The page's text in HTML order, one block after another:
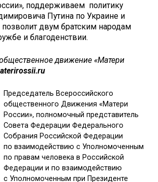
поддерживаем политику
Путина по Украине и
двум братским народам
и благоденствии.
движение «Матери
Председатель Всероссийского
общественного Движения «Матери
России», полномочный представитель
Совета Федерации Федерального
Собрания Российской Федерации
по взаимодействию с Уполномоченным
по правам человека в Российской
Федерации и по взаимодействию
с Уполномоченным при Президенте